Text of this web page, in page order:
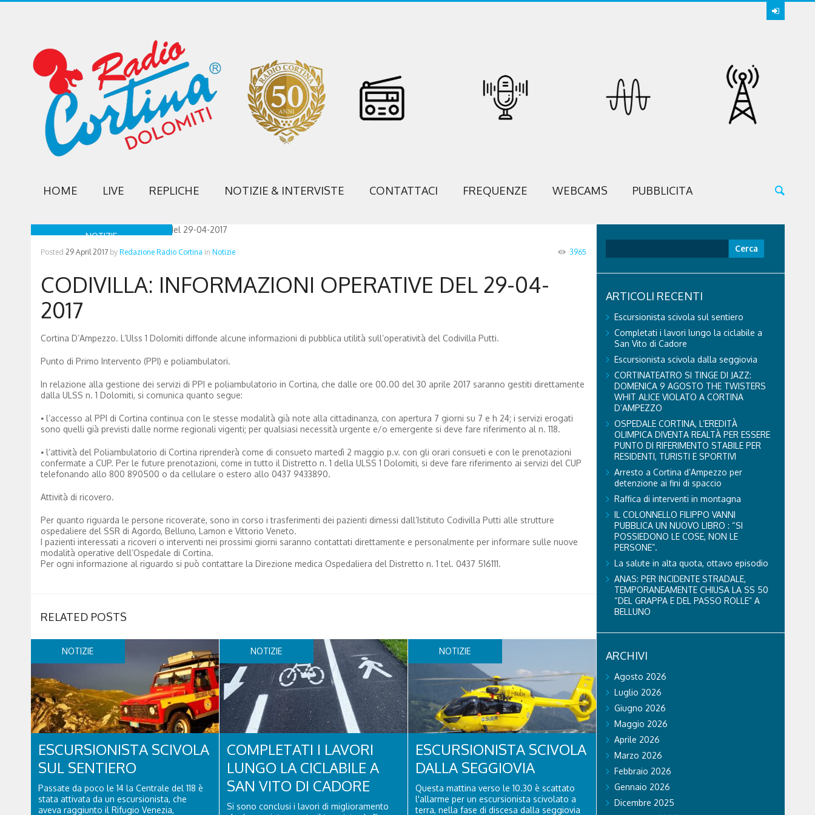
HOME LIVE REPLICHE NOTIZIE & INTERVISTE CONTATTACI FREQUENZE WEBCAMS PUBBLICITA
NOTIZIE
Posted 29 April 2017 by Redazione Radio Cortina in Notizie 3965
CODIVILLA: INFORMAZIONI OPERATIVE DEL 29-04-
2017
Cortina D’Ampezzo. L’Ulss 1 Dolomiti diffonde alcune informazioni di pubblica utilità sull’operatività del Codivilla Putti.
Punto di Primo Intervento (PPI) e poliambulatori.
In relazione alla gestione dei servizi di PPI e poliambulatorio in Cortina, che dalle ore 00.00 del 30 aprile 2017 saranno gestiti direttamente
dalla ULSS n. 1 Dolomiti, si comunica quanto segue:
⦁ l’accesso al PPI di Cortina continua con le stesse modalità già note alla cittadinanza, con apertura 7 giorni su 7 e h 24; i servizi erogati
sono quelli già previsti dalle norme regionali vigenti; per qualsiasi necessità urgente e/o emergente si deve fare riferimento al n. 118.
⦁ l’attività del Poliambulatorio di Cortina riprenderà come di consueto martedì 2 maggio p.v. con gli orari consueti e con le prenotazioni
confermate a CUP. Per le future prenotazioni, come in tutto il Distretto n. 1 della ULSS 1 Dolomiti, si deve fare riferimento ai servizi del CUP
telefonando allo 800 890500 o da cellulare o estero allo 0437 9433890.
Attività di ricovero.
Per quanto riguarda le persone ricoverate, sono in corso i trasferimenti dei pazienti dimessi dall’Istituto Codivilla Putti alle strutture
ospedaliere del SSR di Agordo, Belluno, Lamon e Vittorio Veneto.
I pazienti interessati a ricoveri o interventi nei prossimi giorni saranno contattati direttamente e personalmente per informare sulle nuove
modalità operative dell’Ospedale di Cortina.
Per ogni informazione al riguardo si può contattare la Direzione medica Ospedaliera del Distretto n. 1 tel. 0437 516111.
RELATED POSTS
NOTIZIE
ESCURSIONISTA SCIVOLA
SUL SENTIERO
Passate da poco le 14 la Centrale del 118 è
stata attivata da un escursionista, che
aveva raggiunto il Rifugio Venezia,
NOTIZIE
COMPLETATI I LAVORI
LUNGO LA CICLABILE A
SAN VITO DI CADORE
Si sono conclusi i lavori di miglioramento
NOTIZIE
ESCURSIONISTA SCIVOLA
DALLA SEGGIOVIA
Questa mattina verso le 10.30 è scattato
l'allarme per un escursionista scivolato a
terra, nella fase di discesa dalla seggiovia
ARTICOLI RECENTI
Escursionista scivola sul sentiero
Completati i lavori lungo la ciclabile a
San Vito di Cadore
Escursionista scivola dalla seggiovia
CORTINATEATRO SI TINGE DI JAZZ:
DOMENICA 9 AGOSTO THE TWISTERS
WHIT ALICE VIOLATO A CORTINA
D’AMPEZZO
OSPEDALE CORTINA, L’EREDITÀ
OLIMPICA DIVENTA REALTÀ PER ESSERE
PUNTO DI RIFERIMENTO STABILE PER
RESIDENTI, TURISTI E SPORTIVI
Arresto a Cortina d’Ampezzo per
detenzione ai fini di spaccio
Raffica di interventi in montagna
IL COLONNELLO FILIPPO VANNI
PUBBLICA UN NUOVO LIBRO : “SI
POSSIEDONO LE COSE, NON LE
PERSONE”.
La salute in alta quota, ottavo episodio
ANAS: PER INCIDENTE STRADALE,
TEMPORANEAMENTE CHIUSA LA SS 50
“DEL GRAPPA E DEL PASSO ROLLE” A
BELLUNO
ARCHIVI
Agosto 2026
Luglio 2026
Giugno 2026
Maggio 2026
Aprile 2026
Marzo 2026
Febbraio 2026
Gennaio 2026
Dicembre 2025